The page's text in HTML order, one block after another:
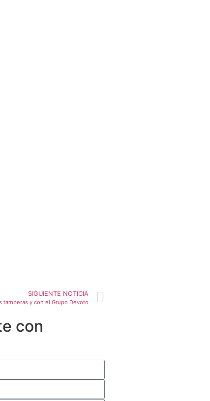
SIGUIENTE NOTICIA
tamberas y con el Grupo Devoto
con